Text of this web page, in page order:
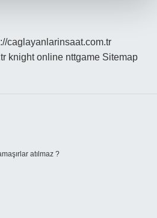
caglayanlarinsaat.com.tr
knight online nttgame Sitemap
atılmaz ?